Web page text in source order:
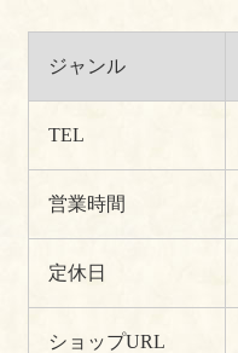
ジャンル
TEL
営業時間
定休日
ショップURL